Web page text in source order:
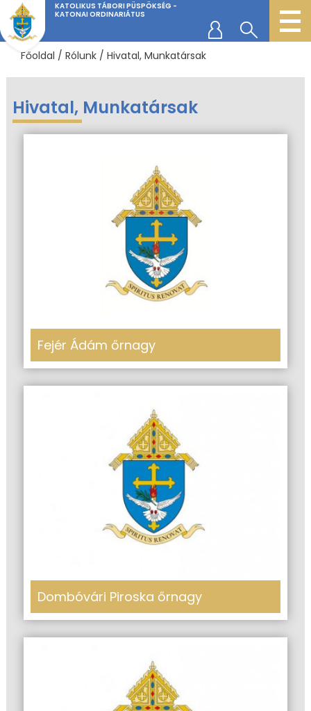
KATOLIKUS TÁBORI PÜSPÖKSÉG -
KATONAI ORDINARIÁTUS
Főoldal /Rólunk /Hivatal, Munkatársak
Hivatal, Munkatársak
Fejér Ádám őrnagy
Dombóvári Piroska őrnagy